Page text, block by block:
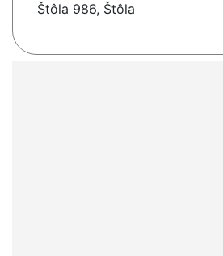
Štôla 986, Štôla